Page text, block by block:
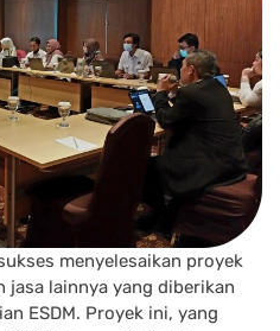
menyelesaikan proyek
jasa lainnya yang diberikan
ESDM. Proyek ini, yang